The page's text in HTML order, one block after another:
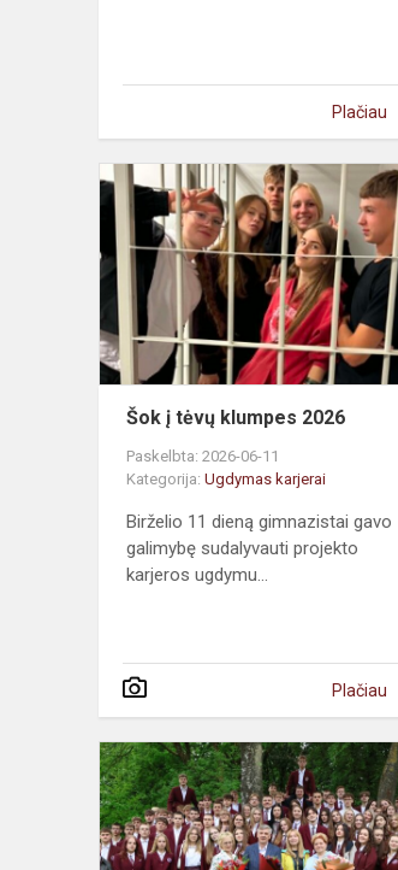
Plačiau
Šok į tėvų klumpes 2026
Paskelbta: 2026-06-11
Kategorija: Ugdymas karjerai
Birželio 11 dieną gimnazistai gavo
galimybę sudalyvauti projekto
karjeros ugdymu...
Plačiau